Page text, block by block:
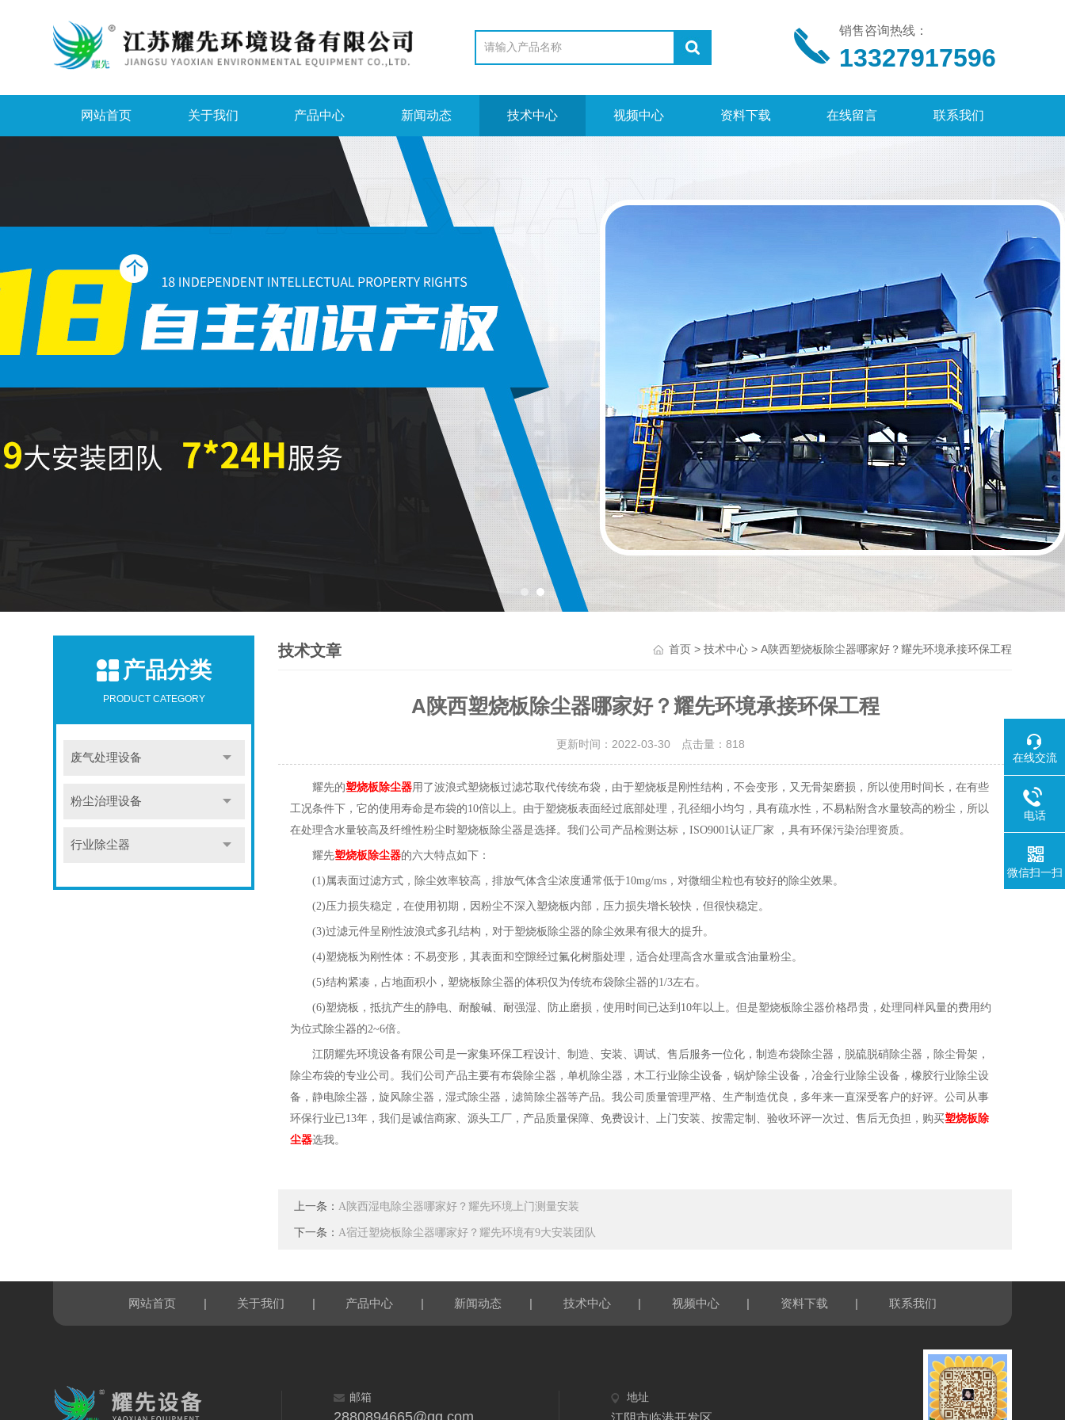
销售咨询热线：
13327917596
网站首页 关于我们 产品中心 新闻动态 技术中心 视频中心 资料下载 在线留言 联系我们
产品分类
PRODUCT CATEGORY
废气处理设备
粉尘治理设备
行业除尘器
技术文章 首页> 技术中心> A陕西塑烧板除尘器哪家好？耀先环境承接环保工程
A陕西塑烧板除尘器哪家好？耀先环境承接环保工程
更新时间：2022-03-30 点击量：818
耀先的塑烧板除尘器用了波浪式塑烧板过滤芯取代传统布袋，由于塑烧板是刚性结构，不会变形，又无骨架磨损，所以使用 时间长，在有些
工况条件下，它的使用寿命是布袋的10倍以上。由于塑烧板表面经过底部处理，孔径细小均匀，具有疏水性，不易粘附含水量较高的粉尘，所以
在处理含水量较高及纤维性粉尘时塑烧板除尘器是选择。我们公司产品检测达标，ISO9001认证厂家 ，具有环保污染治理资质。
耀先塑烧板除尘器的六大特点如下：
(1)属表面过滤方式，除尘效率较高，排放气体含尘浓度通常低于10mg/ms，对微细尘粒也有较好的除尘效果。
(2)压力损失稳定，在使用初期，因粉尘不深入塑烧板内部，压力损失增长较快，但很快稳定。
(3)过滤元件呈刚性波浪式多孔结构，对于塑烧板除尘器的除尘效果有很大的提升。
(4)塑烧板为刚性体：不易变形，其表面和空隙经过氟化树脂处理，适合处理高含水量或含油量粉尘。
(5)结构紧凑，占地面积小，塑烧板除尘器的体积仅为传统布袋除尘器的1/3左右。
(6)塑烧板，抵抗产生的静电、耐酸碱、耐强湿、防止磨损，使用 时间已达到 10年以上。但是塑烧板除尘器价格昂贵，处理同样风量的费用约
为位式除尘器的2~6倍。
江阴耀先环境设备有限公司是一家集环保工程设计、制造、安装、调试、售后服务一位化，制造布袋除尘器，脱硫脱硝除尘器，除尘骨架，
除尘布袋的专业公司。我们公司产品主要有布袋除尘器，单机除尘器，木工行业除尘设备，锅炉除尘设备，冶金行业除尘设备，橡胶行业除尘设
备，静电除尘器，旋风除尘器，湿式除尘器，滤筒除尘器等产品。我公司质量管理严格、生产制造优 良，多年来一直深受客户的好评。公司 从事
环保行业已13年 ，我们是诚信商家、源头工厂 ， 产品质量保障、免费设计、上门安装、按需定制、验收环评一次过、售后无负担 ， 购买塑烧板除
尘器选我。
上一条： A陕西湿电除尘器哪家好？耀先环境上门测量安装
下一条： A宿迁塑烧板除尘器哪家好？耀先环境有9大安装团队
网站首页 | 关于我们 | 产品中心 | 新闻动态 | 技术中心 | 视频中心 | 资料下载 | 联系我们
邮箱
2880894665@qq.com
地址
在线交流
电话
微信扫一扫